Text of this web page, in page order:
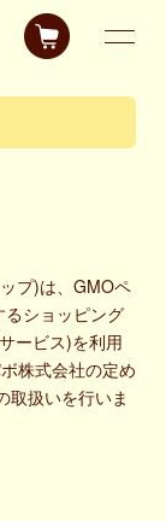
プ)は、 GMOペ
ショッピング
ービス)を利用
株式会社の定め
取扱いを行いま